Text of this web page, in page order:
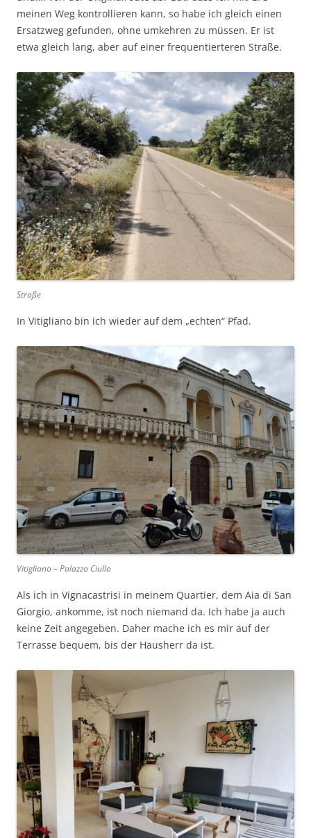
meinen Weg kontrollieren kann, so habe ich gleich einen
Ersatzweg gefunden, ohne umkehren zu müssen. Er ist
etwa gleich lang, aber auf einer frequentierteren Straße.
Straße
In Vitigliano bin ich wieder auf dem „echten“ Pfad.
Vitigliano – Palazzo Ciullo
Als ich in Vignacastrisi in meinem Quartier, dem Aia di San
Giorgio, ankomme, ist noch niemand da. Ich habe ja auch
keine Zeit angegeben. Daher mache ich es mir auf der
Terrasse bequem, bis der Hausherr da ist.